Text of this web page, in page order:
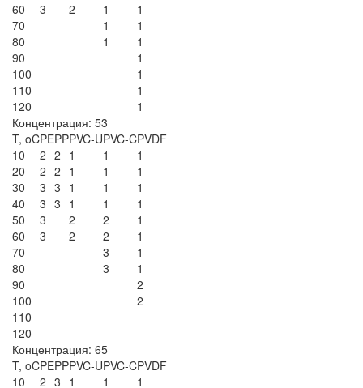
60
3 2 1
1
70
1
1
80
1
1
90
1
100
1
110
1
120
1
Концентрация: 53
T, oCPEPPPVC-UPVC-CPVDF
10
2 2 1 1
1
20
2 2 1 1
1
30
3 3 1 1
1
40
3 3 1 1
1
50
3 2 2
1
60
3 2 2
1
70
3
1
80
3
1
90
2
100
2
110
120
Концентрация: 65
T, oCPEPPPVC-UPVC-CPVDF
10
2 3 1 1
1